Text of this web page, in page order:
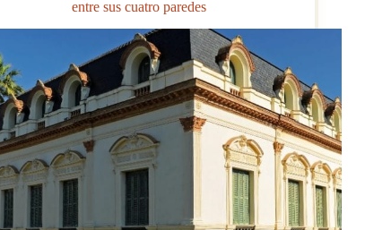
entre sus cuatro paredes